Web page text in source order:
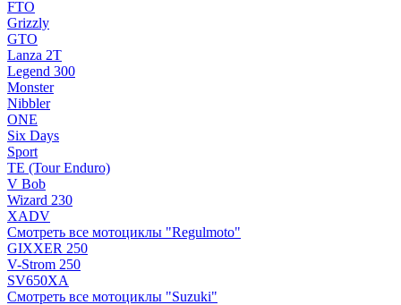
FTO
Grizzly
GTO
Lanza 2T
Legend 300
Monster
Nibbler
ONE
Six Days
Sport
TE (Tour Enduro)
V Bob
Wizard 230
XADV
Смотреть все мотоциклы "Regulmoto"
GIXXER 250
V-Strom 250
SV650XA
Смотреть все мотоциклы "Suzuki"